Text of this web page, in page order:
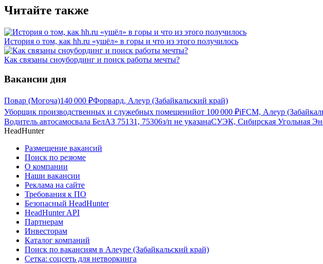
Читайте также
История о том, как hh.ru «ушёл» в горы и что из этого получилось
Как связаны сноубординг и поиск работы мечты?
Вакансии дня
Повар (Могоча)140 000 ₽Форвард, Алеур (Забайкальский край)
Уборщик производственных и служебных помещенийот 100 000 ₽iFCM, Алеур
Водитель автосамосвала БелАЗ 75131, 75306з/п не указанаСУЭК, Сибирская Угольная
HeadHunter
Размещение вакансий
Поиск по резюме
О компании
Наши вакансии
Реклама на сайте
Требования к ПО
Безопасный HeadHunter
HeadHunter API
Партнерам
Инвесторам
Каталог компаний
Поиск по вакансиям в Алеуре (Забайкальский край)
Сетка: соцсеть для нетворкинга